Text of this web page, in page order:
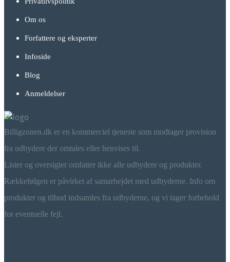
Om os
Forfattere og eksperter
Infoside
Blog
Anmeldelser
Billigzonen.dk er en kommerciel tjeneste som modtager provision
fra udbydere der omtales eller henvises til.
Lister og oversigter omfatter ikke alle udbydere og produkter.
Rækkefølgen er påvirket af samarbejdet med udbyderne. Info om
produkter og tilbud indsamles fra udbyderne, og vi tager forbehold
for eventuelle fejl.